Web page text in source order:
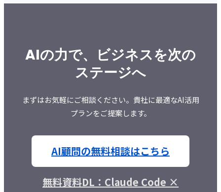
AIの力で、ビジネスを次の
ステージへ
まずはお気軽にご相談ください。貴社に最適なAI活用
プランをご提案します。
AI顧問の無料相談はこちら
無料資料DL：Claude Code ×